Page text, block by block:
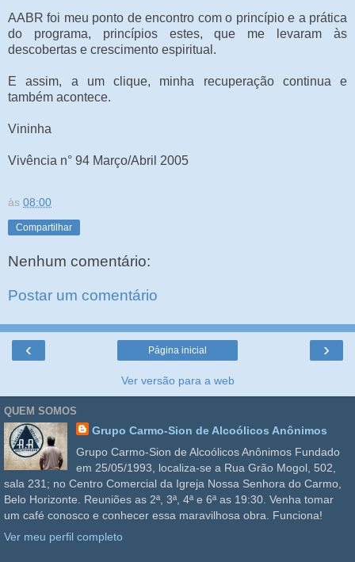
AABR foi meu ponto de encontro com o princípio e a prática
do programa, princípios estes, que me levaram às
descobertas e crescimento espiritual.
E assim, a um clique, minha recuperação continua e
também acontece.
Vininha
Vivência n° 94 Março/Abril 2005
às 08:00
Compartilhar
Nenhum comentário:
Postar um comentário
‹ ›
Página inicial
Ver versão para a web
QUEM SOMOS
Grupo Carmo-Sion de Alcoólicos Anônimos
Grupo Carmo-Sion de Alcoólicos Anônimos Fundado
em 25/05/1993, localiza-se a Rua Grão Mogol, 502,
sala 231; no Centro Comercial da Igreja Nossa Senhora do Carmo,
Belo Horizonte. Reuniões as 2ª, 3ª, 4ª e 6ª as 19:30. Venha tomar
um café conosco e conhecer essa maravilhosa obra. Funciona!
Ver meu perfil completo